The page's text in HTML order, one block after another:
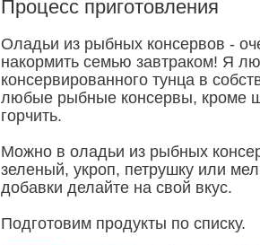
Процесс приготовления
Оладьи из рыбных консервов -
накормить семью завтраком! Я
консервированного тунца в
любые рыбные консервы, кроме
горчить.
Можно в оладьи из рыбных
зеленый, укроп, петрушку или
добавки делайте на свой вкус.
Подготовим продукты по списку.